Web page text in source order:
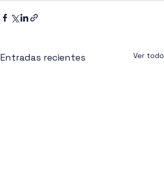
Entradas recientes Ver todo